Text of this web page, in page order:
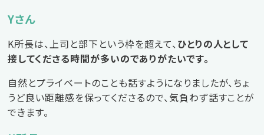
Yさん
K所長は、上司と部下という枠を超えて、ひとりの人として
接してくださる時間が多いのでありがたいです。
自然とプライベートのことも話すようになりましたが、ちょ
うど良い距離感を保ってくださるので、気負わず話すことが
できます。